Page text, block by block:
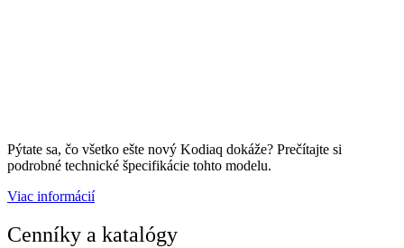
Pýtate sa, čo všetko ešte nový Kodiaq dokáže? Prečítajte si
podrobné technické špecifikácie tohto modelu.
Viac informácií
Cenníky a katalógy